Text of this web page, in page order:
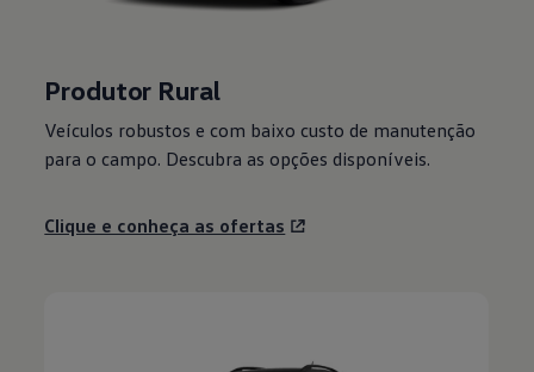
Produtor Rural
Veículos robustos e com baixo custo de manutenção
para o campo. Descubra as opções disponíveis.
Clique e conheça as ofertas